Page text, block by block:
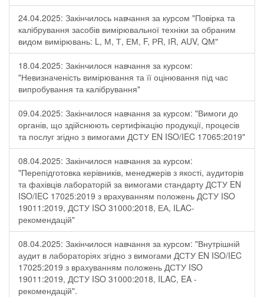
24.04.2025: Закінчилось навчання за курсом "Повірка та
калібрування засобів вимірювальної техніки за обраним
видом вимірювань: L, М, Т, ЕМ, F, РR, ІR, АUV, QМ"
18.04.2025: Закінчилося навчання за курсом:
"Невизначеність вимірювання та її оцінювання під час
випробування та калібрування"
09.04.2025: Закінчилося навчання за курсом: "Вимоги до
органів, що здійснюють сертифікацію продукції, процесів
та послуг згідно з вимогами ДСТУ EN ISO/IEC 17065:2019"
08.04.2025: Закінчилося навчання за курсом:
"Перепідготовка керівників, менеджерів з якості, аудиторів
та фахівців лабораторій за вимогами стандарту ДСТУ EN
ISO/IEC 17025:2019 з врахуванням положень ДСТУ ISO
19011:2019, ДСТУ ISO 31000:2018, ЕА, ILAC-
рекомендацій"
08.04.2025: Закінчилося навчання за курсом: "Внутрішній
аудит в лабораторіях згідно з вимогами ДСТУ EN ISO/IEC
17025:2019 з врахуванням положень ДСТУ ISO
19011:2019, ДСТУ ISO 31000:2018, ILAC, EA -
рекомендацій".